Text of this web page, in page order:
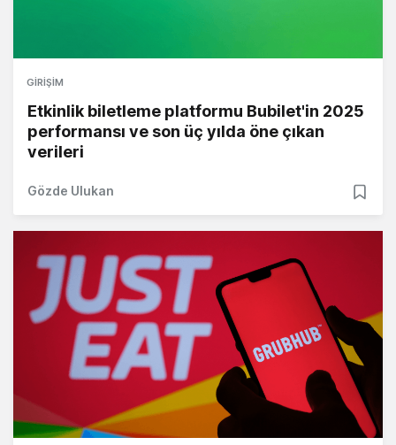
GIRIŞIM
Etkinlik biletleme platformu Bubilet'in 2025
performansı ve son üç yılda öne çıkan
verileri
Gözde Ulukan